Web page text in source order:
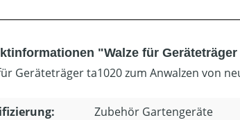
"Walze für Geräteträger
Geräteträger ta1020 zum Anwalzen von
Zubehör Gartengeräte